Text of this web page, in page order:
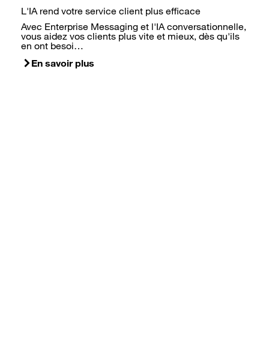
L'IA rend votre service client plus efficace
Avec Enterprise Messaging et l'IA conversationnelle,
vous aidez vos clients plus vite et mieux, dès qu'ils
en ont besoi…
En savoir plus